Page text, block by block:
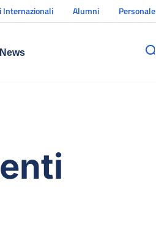
Internazionali Alumni Personale